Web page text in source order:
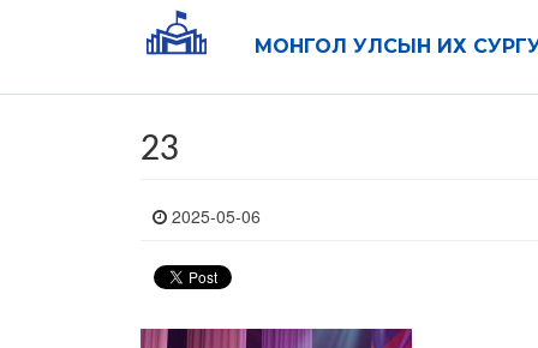
МОНГОЛ УЛСЫН ИХ
23
2025-05-06